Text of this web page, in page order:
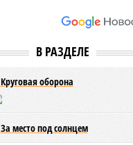
В РАЗДЕЛЕ
Круговая оборона
За место под солнцем